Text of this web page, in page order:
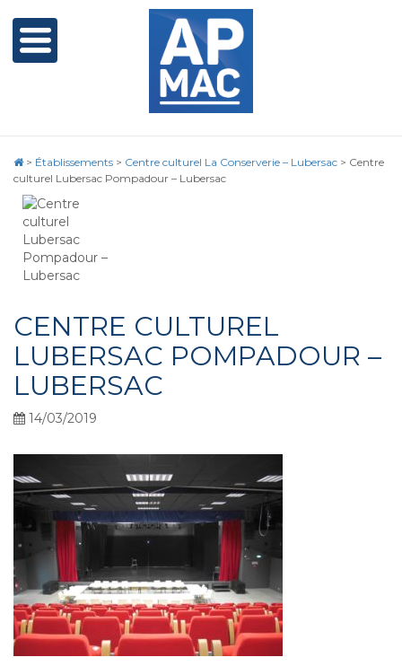
> Établissements > Centre culturel La Conserverie – Lubersac > Centre
culturel Lubersac Pompadour – Lubersac
CENTRE CULTUREL
LUBERSAC POMPADOUR –
LUBERSAC
14/03/2019